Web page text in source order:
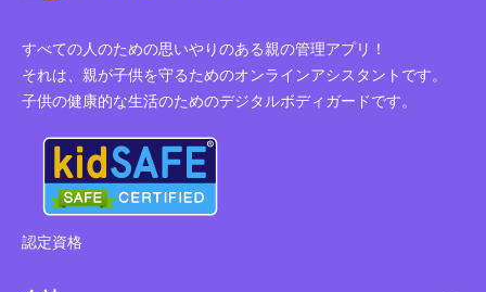
すべての人のための思いやりのある親の管理アプリ！
それは、親が子供を守るためのオンラインアシスタントです。
子供の健康的な生活のためのデジタルボディガードです。
認定資格